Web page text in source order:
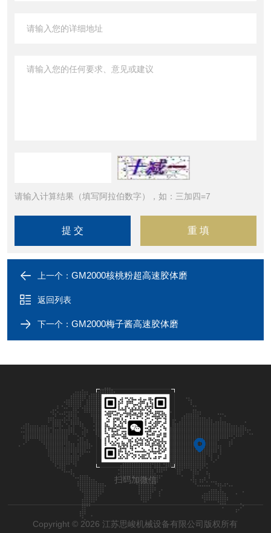
请输入计算结果（填写阿拉伯数字），如：三加四=7
上一个： GM2000核桃粉超高速胶体磨
返回列表
下一个： GM2000梅子酱高速胶体磨
扫码加微信
Copyright © 2026 江苏思峻机械设备有限公司版权所有